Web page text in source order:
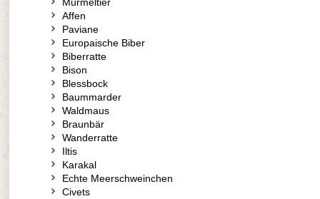
Affen
Paviane
Europaische Biber
Biberratte
Bison
Blessbock
Baummarder
Waldmaus
Braunbär
Wanderratte
Iltis
Karakal
Echte Meerschweinchen
Civets